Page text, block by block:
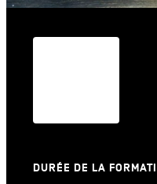
DURÉE DE LA